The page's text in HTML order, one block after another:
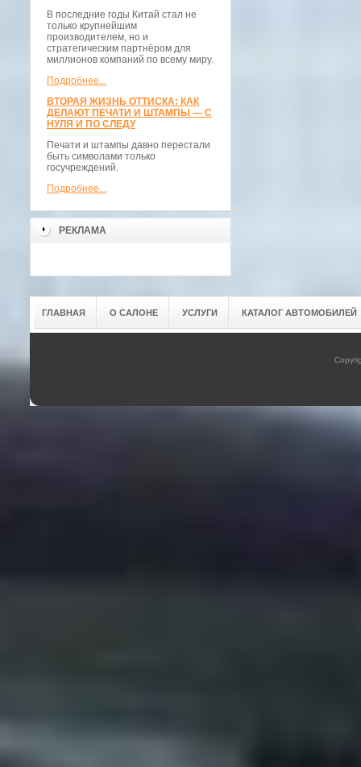
В последние годы Китай стал не
только крупнейшим
производителем, но и
стратегическим партнёром для
миллионов компаний по всему миру.
Подробнее...
ВТОРАЯ ЖИЗНЬ ОТТИСКА: КАК
ДЕЛАЮТ ПЕЧАТИ И ШТАМПЫ — С
НУЛЯ И ПО СЛЕДУ
Печати и штампы давно перестали
быть символами только
госучреждений.
Подробнее...
РЕКЛАМА
ГЛАВНАЯ О САЛОНЕ УСЛУГИ КАТАЛОГ АВТОМОБИЛЕЙ